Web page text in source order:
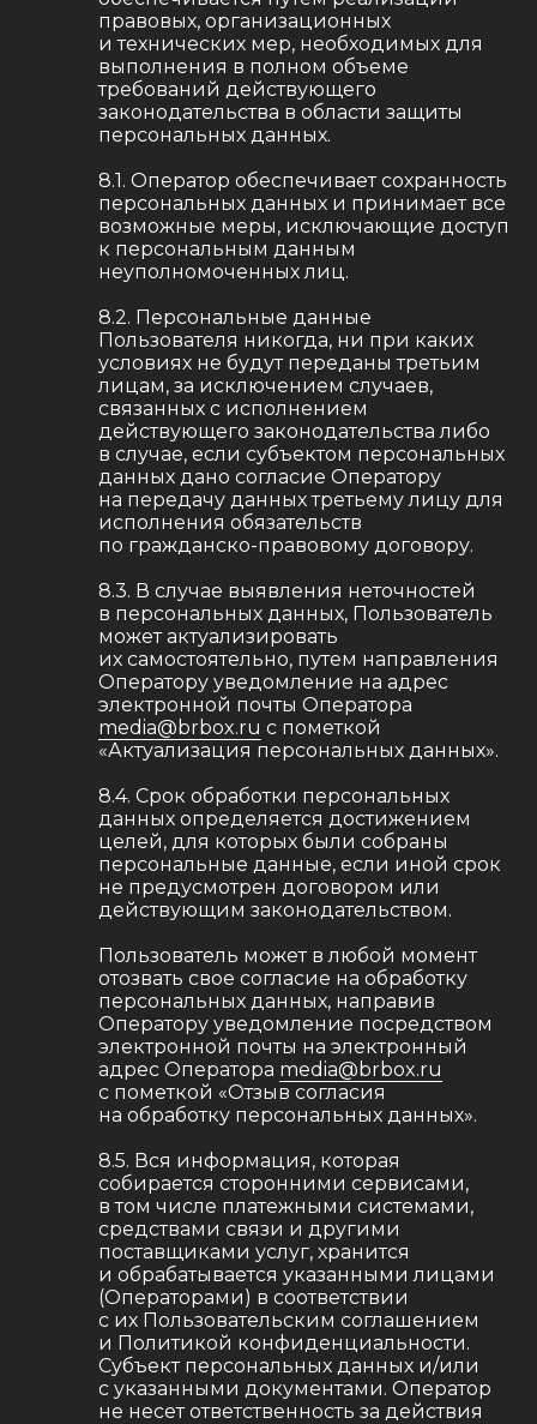
правовых, организационных
и технических мер, необходимых для
выполнения в полном объеме
требований действующего
законодательства в области защиты
персональных данных.
8.1. Оператор обеспечивает сохранность
персональных данных и принимает все
возможные меры, исключающие доступ
к персональным данным
неуполномоченных лиц.
8.2. Персональные данные
Пользователя никогда, ни при каких
условиях не будут переданы третьим
лицам, за исключением случаев,
связанных с исполнением
действующего законодательства либо
в случае, если субъектом персональных
данных дано согласие Оператору
на передачу данных третьему лицу для
исполнения обязательств
по гражданско-правовому договору.
8.3. В случае выявления неточностей
в персональных данных, Пользователь
может актуализировать
их самостоятельно, путем направления
Оператору уведомление на адрес
электронной почты Оператора
media@brbox.ru с пометкой
«Актуализация персональных данных».
8.4. Срок обработки персональных
данных определяется достижением
целей, для которых были собраны
персональные данные, если иной срок
не предусмотрен договором или
действующим законодательством.
Пользователь может в любой момент
отозвать свое согласие на обработку
персональных данных, направив
Оператору уведомление посредством
электронной почты на электронный
адрес Оператора media@brbox.ru
с пометкой «Отзыв согласия
на обработку персональных данных».
8.5. Вся информация, которая
собирается сторонними сервисами,
в том числе платежными системами,
средствами связи и другими
поставщиками услуг, хранится
и обрабатывается указанными лицами
(Операторами) в соответствии
с их Пользовательским соглашением
и Политикой конфиденциальности.
Субъект персональных данных и/или
с указанными документами. Оператор
не несет ответственность за действия
+7 (925) 652-72-76
media@brbox.ru
г. Санкт-Петербург,
ул. Шпалерная, д. 51, лит. А
ОГРН 1177847407540
Политика обработки персональных данных
отправить резюме
О КОМПАНИИ
ОТЗЫВЫ
КОНТАКТЫ